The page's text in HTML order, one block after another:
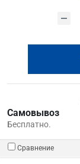
Самовывоз
Бесплатно.
Сравнение